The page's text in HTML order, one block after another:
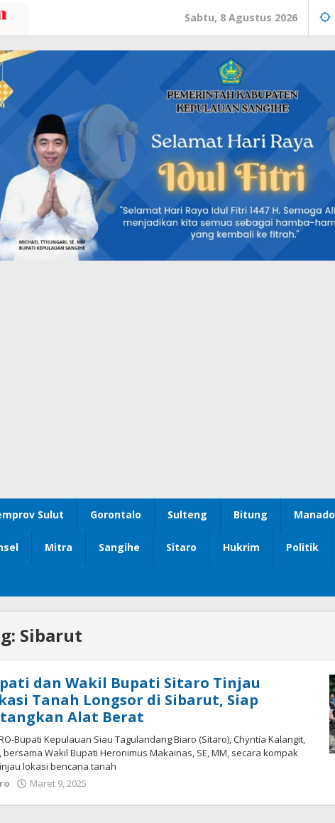
Sabtu, 8 Agustus 2026
Sulut Gorontalo Sulteng Bitung Manado
Mitra Sangihe Sitaro Hukrim Politik
Sibarut
dan Wakil Bupati Sitaro Tinjau
Tanah Longsor di Sibarut, Siap
Alat Berat
Bupati Kepulauan Siau Tagulandang Biaro (Sitaro), Chyntia Kalangit,
bersama Wakil Bupati Heronimus Makainas, SE, MM, secara kompak
lokasi bencana tanah
Maret 9, 2025